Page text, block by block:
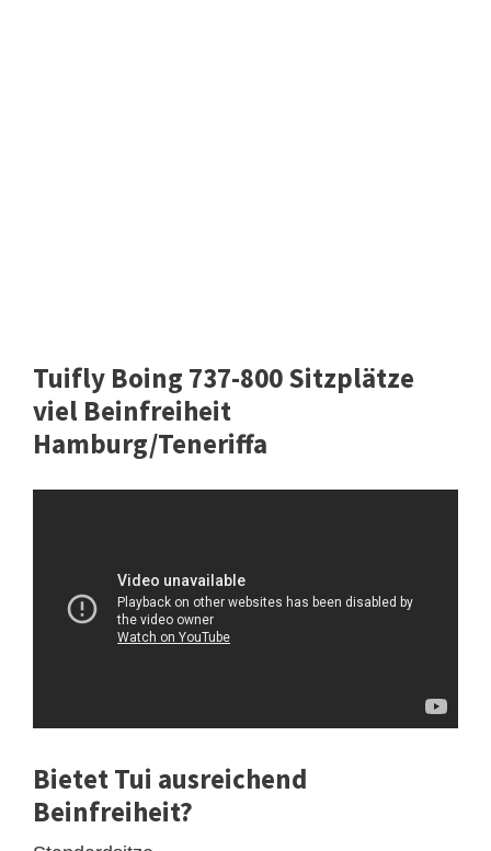
Tuifly Boing 737-800 Sitzplätze
viel Beinfreiheit
Hamburg/Teneriffa
Bietet Tui ausreichend
Beinfreiheit?